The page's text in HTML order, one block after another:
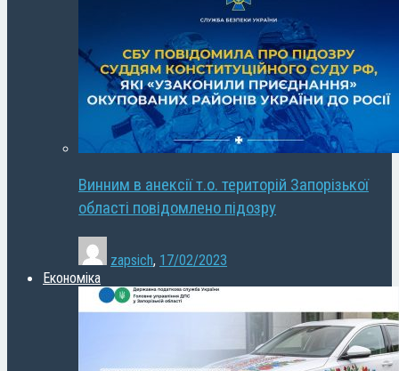
Винним в анексії т.о. територій Запорізької
області повідомлено підозру
zapsich, 17/02/2023
Економіка